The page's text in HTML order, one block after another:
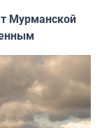
Мурманской